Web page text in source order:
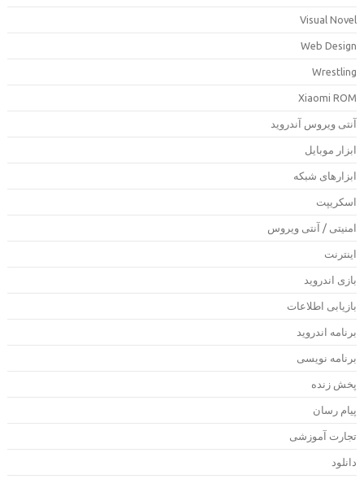
Visual
Web
Xiaomi
ویروس آندروید
موبایل
شبکه
/ آنتی ویروس
اندروید
اطلاعات
اندروید
نویسی
زنده
رسان
آموزشی